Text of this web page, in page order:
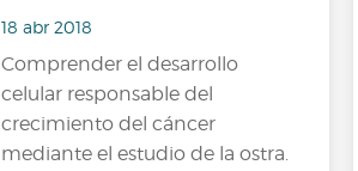
18 abr 2018
Comprender el desarrollo
celular responsable del
crecimiento del cáncer
mediante el estudio de la ostra.